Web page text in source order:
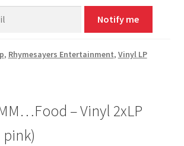
Notify me
, Rhymesayers Entertainment, Vinyl LP
– Vinyl 2xLP